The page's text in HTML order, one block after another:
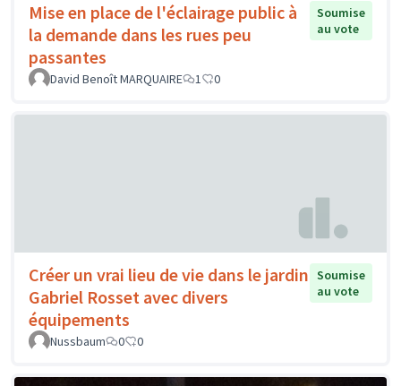
Mise en place de l'éclairage public à
la demande dans les rues peu
passantes
Soumise
au vote
David Benoît MARQUAIRE 1 0
Créer un vrai lieu de vie dans le jardin
Gabriel Rosset avec divers
équipements
Soumise
au vote
Nussbaum 0 0